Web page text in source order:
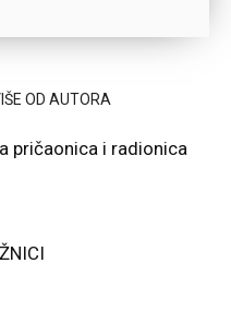
OD AUTORA
pričaonica i radionica